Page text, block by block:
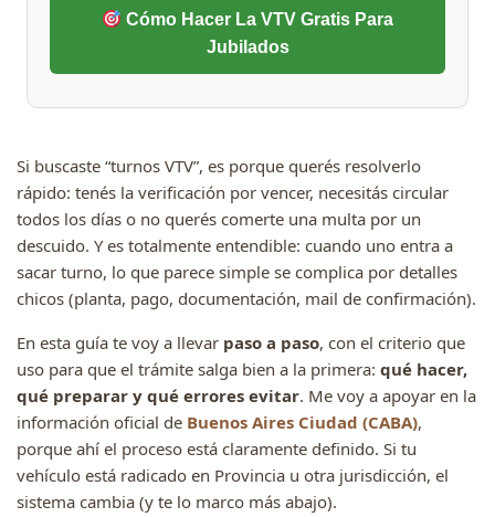
Cómo Hacer La VTV Gratis Para
Jubilados
Si buscaste “turnos VTV”, es porque querés resolverlo
rápido: tenés la verificación por vencer, necesitás circular
todos los días o no querés comerte una multa por un
descuido. Y es totalmente entendible: cuando uno entra a
sacar turno, lo que parece simple se complica por detalles
chicos (planta, pago, documentación, mail de confirmación).
En esta guía te voy a llevar paso a paso, con el criterio que
uso para que el trámite salga bien a la primera: qué hacer,
qué preparar y qué errores evitar. Me voy a apoyar en la
información oficial de Buenos Aires Ciudad (CABA),
porque ahí el proceso está claramente definido. Si tu
vehículo está radicado en Provincia u otra jurisdicción, el
sistema cambia (y te lo marco más abajo).